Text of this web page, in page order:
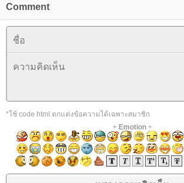
Comment
*ใช้ code html ตกแต่งข้อความได้เฉพาะสมาชิก
+ Emotion+